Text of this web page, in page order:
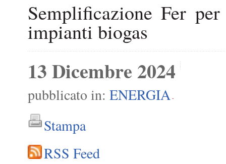
Semplificazione Fer
impianti biogas
13 Dicembre 2024
pubblicato in: ENERGIA -
Stampa
RSS Feed